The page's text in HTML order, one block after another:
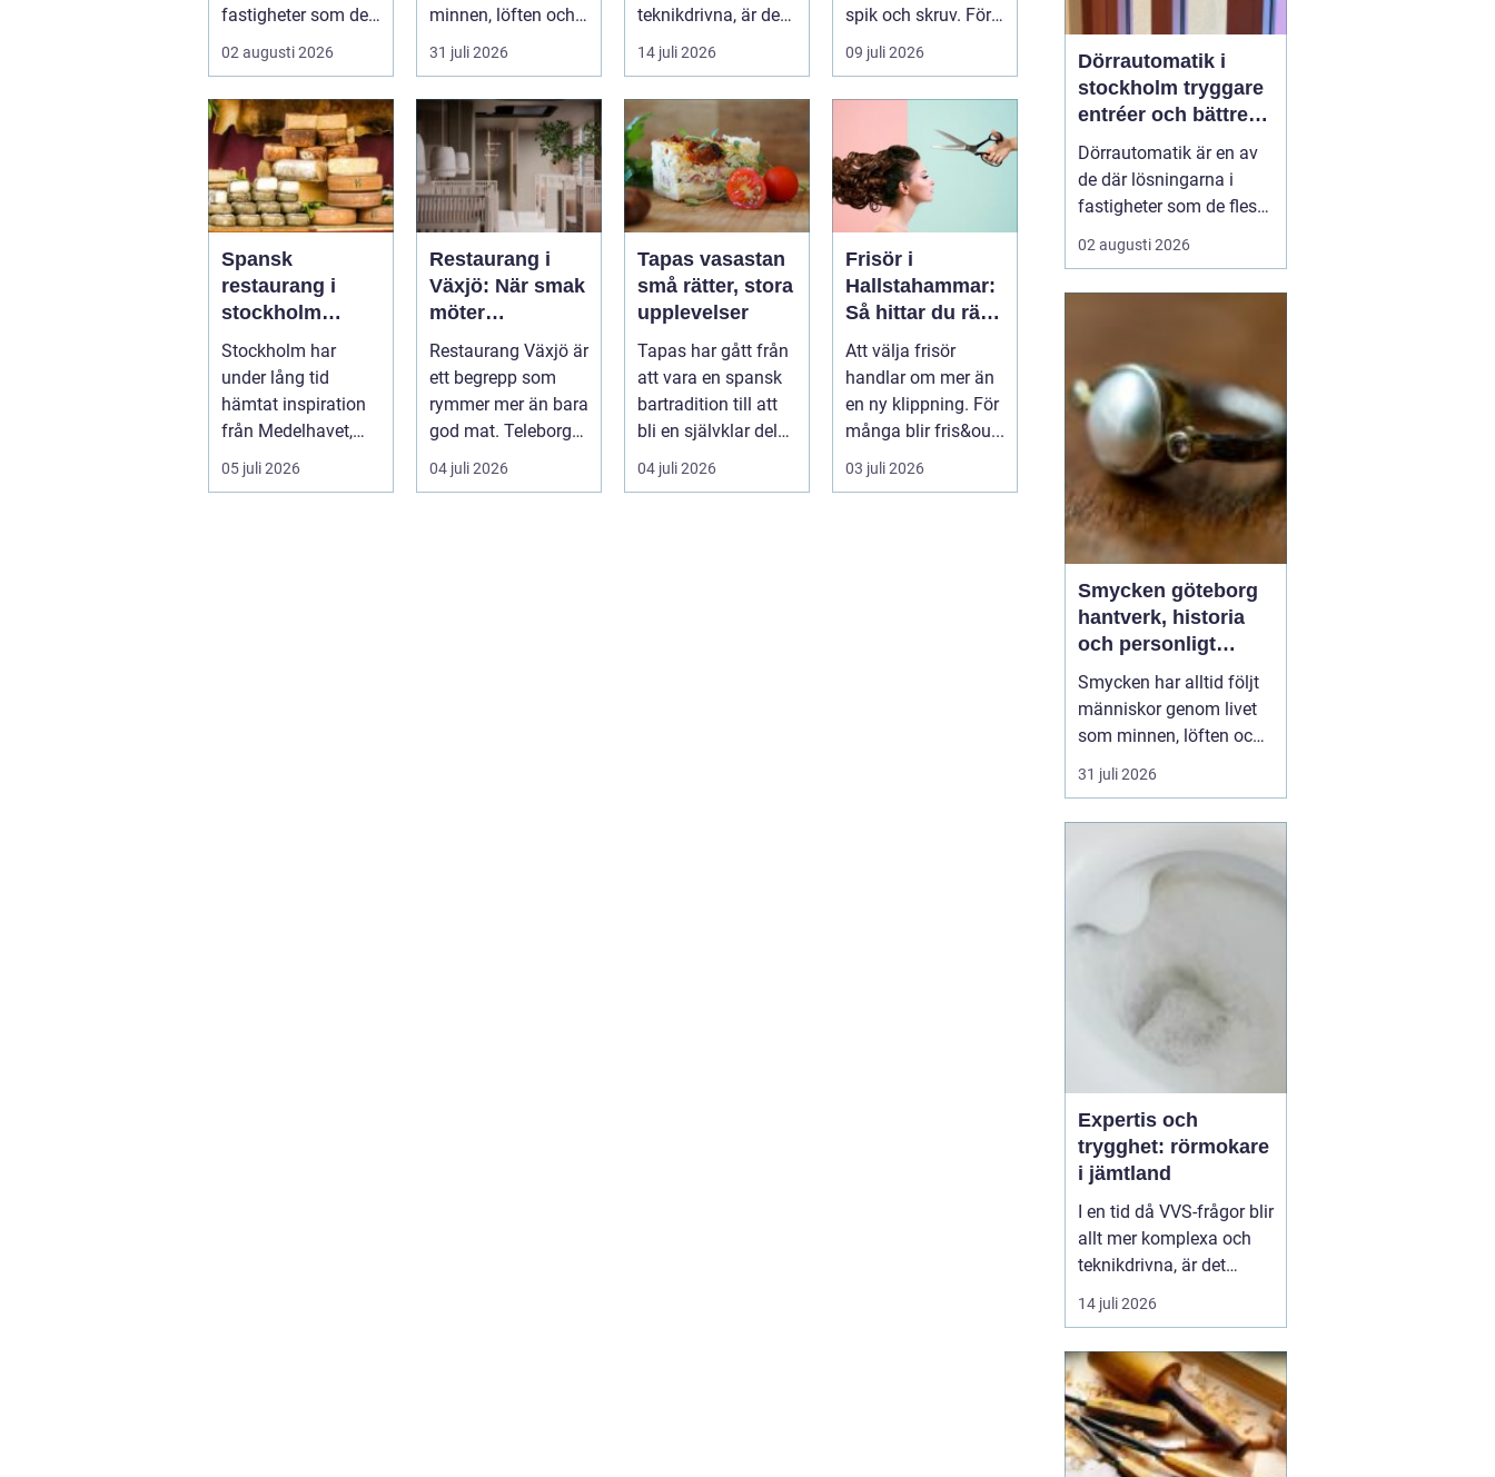
fastigheter som de
flesta tar för given
tills den sakna...
02 augusti 2026
minnen, löften och
tysta berättelser
nära huden....
31 juli 2026
teknikdrivna, är det
viktigare &a...
14 juli 2026
spik och skruv. För
många i ...
09 juli 2026
Spansk
restaurang i
stockholm
smaker,
stämning och
smarta val
Stockholm har
under lång tid
hämtat inspiration
från Medelhavet,
men de senaste
åren har spanska
05 juli 2026
Restaurang i
Växjö: När smak
möter
småländsk
sjöutsikt
Restaurang Växjö är
ett begrepp som
rymmer mer än bara
god mat. Teleborgs
slott ...
04 juli 2026
Tapas vasastan
små rätter, stora
upplevelser
Tapas har gått från
att vara en spansk
bartradition till att
bli en självklar del
av Stockholms
krog...
04 juli 2026
Frisör i
Hallstahammar:
Så hittar du rätt
salong för din
stil och vardag
Att välja frisör
handlar om mer än
en ny klippning. För
många blir fris&ou...
03 juli 2026
Dörrautomatik i
stockholm tryggare
entréer och bättre
tillgänglighet
Dörrautomatik är en av
de där lösningarna i
fastigheter som de flesta
tar för given tills den
saknas eller slutar
dörrar vardagen enklare,
särskilt för personer med
nedsatt rörligh...
02 augusti 2026
Smycken göteborg
hantverk, historia
och personligt
uttryck
Smycken har alltid följt
människor genom livet
som minnen, löften och
tysta berättelser nära
huden. I Göteborg lever
klassiskt hantverk,
samtida design och en
vardaglig närhet, där
31 juli 2026
Expertis och
trygghet: rörmokare
i jämtland
I en tid då VVS-frågor blir
allt mer komplexa och
teknikdrivna, är det
viktigare än någonsin att
ha tillgång till kunniga
14 juli 2026